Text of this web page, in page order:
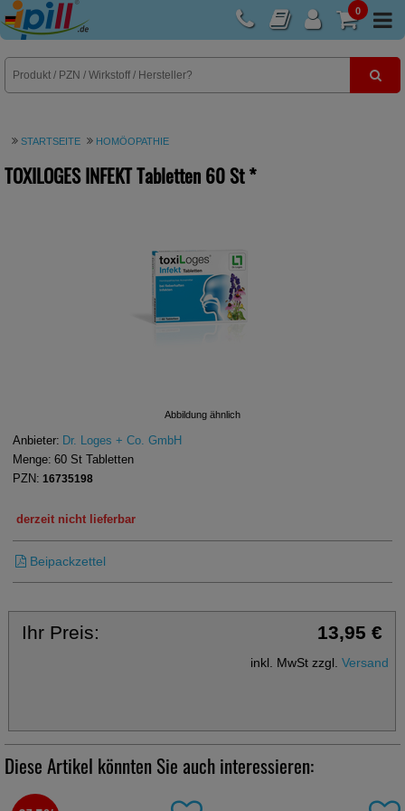
0
E-Rezept
STARTSEITE HOMÖOPATHIE
TOXILOGES INFEKT Tabletten60 St*
Abbildung ähnlich
Anbieter: Dr. Loges + Co. GmbH
Menge: 60 St Tabletten
PZN: 16735198
derzeit nicht lieferbar
Beipackzettel
Ihr Preis: 13,95 €
inkl. MwSt zzgl.Versand
Diese Artikel könnten Sie auch interessieren: